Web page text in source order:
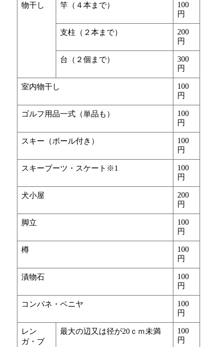
物干し 竿（４本まで）
100
円
支柱（２本まで）
200
円
台（２個まで）
300
円
室内物干し
100
円
ゴルフ用品一式（単品も）
100
円
スキー（ポール付き）
100
円
スキーブーツ・スケート※1
100
円
犬小屋
200
円
脚立
100
円
樽
100
円
漬物石
100
円
コンパネ・ベニヤ
100
円
レン
ガ・ブ
最大の辺又は径が20ｃｍ未満
100
円